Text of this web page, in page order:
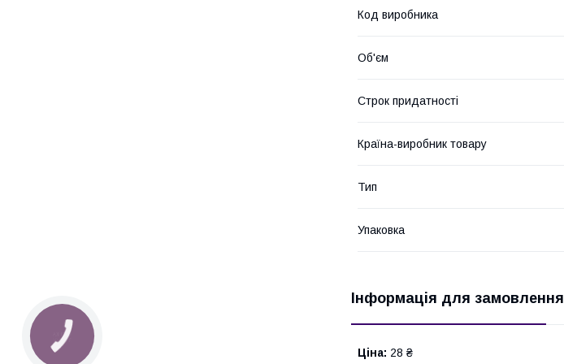
Код виробника
Об'єм
Строк придатності
Країна-виробник товару
Тип
Упаковка
Інформація для замовлення
Ціна: 28 ₴
КНОПКА
ЗВ'ЯЗКУ